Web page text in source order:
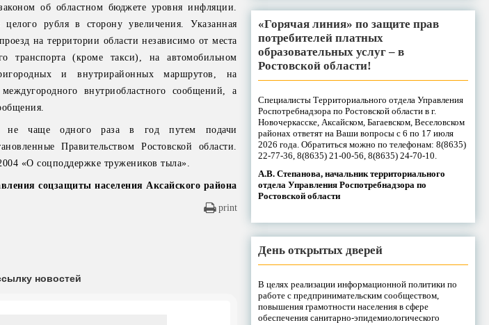
об областном бюджете уровня инфляции.
рубля в сторону увеличения. Указанная
на территории области независимо от места
транспорта (кроме такси), на автомобильном
и внутрирайонных маршрутов, на
внутриобластного сообщений, а
не чаще одного раза в год путем подачи
Правительством Ростовской области.
«О соцподдержке тружеников тыла».
соцзащиты населения Аксайского района
print
новостей
«Горячая линия» по защите прав
потребителей платных
образовательных услуг – в
Ростовской области!
Специалисты Территориального отдела Управления
Роспотребнадзора по Ростовской области в г.
Новочеркасске, Аксайском, Багаевском, Веселовском
районах ответят на Ваши вопросы с 6 по 17 июля
2026 года. Обратиться можно по телефонам: 8(8635)
22-77-36, 8(8635) 21-00-56, 8(8635) 24-70-10.
А.В. Степанова, начальник территориального
отдела Управления Роспотребнадзора по
Ростовской области
День открытых дверей
В целях реализации информационной политики по
работе с предпринимательским сообществом,
повышения грамотности населения в сфере
обеспечения санитарно-эпидемиологического